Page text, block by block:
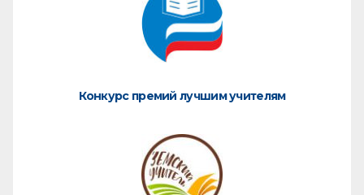
Конкурс премий лучшим учителям